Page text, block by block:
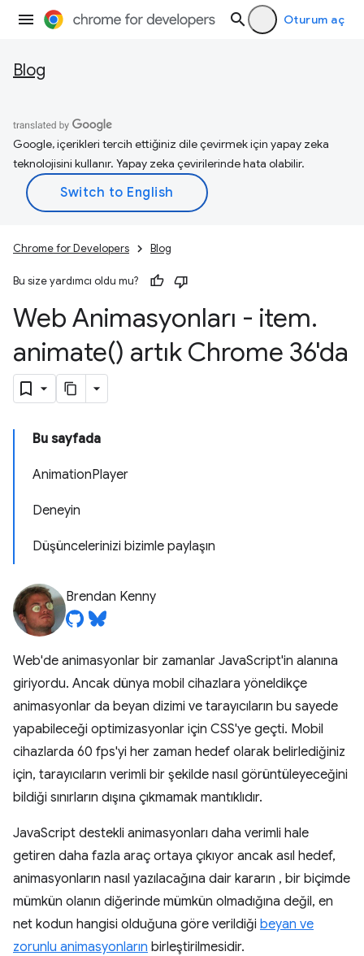
Oturum aç
Blog
Google, içerikleri tercih ettiğiniz dile çevirmek için yapay zeka
teknolojisini kullanır. Yapay zeka çevirilerinde hata olabilir.
Chrome for Developers Blog
Bu size yardımcı oldu mu?
Web Animasyonları - item.
animate() artık Chrome 36'da
Bu sayfada
AnimationPlayer
Deneyin
Düşüncelerinizi bizimle paylaşın
Brendan Kenny
Web'de animasyonlar bir zamanlar JavaScript'in alanına
giriyordu. Ancak dünya mobil cihazlara yöneldikçe
animasyonlar da beyan dizimi ve tarayıcıların bu sayede
yapabileceği optimizasyonlar için CSS'ye geçti. Mobil
cihazlarda 60 fps'yi her zaman hedef olarak belirlediğiniz
için, tarayıcıların verimli bir şekilde nasıl görüntüleyeceğini
bildiği sınırların dışına çıkmamak mantıklıdır.
JavaScript destekli animasyonları daha verimli hale
getiren daha fazla araç ortaya çıkıyor ancak asıl hedef,
animasyonların nasıl yazılacağına dair kararın , bir biçimde
mümkün olanın diğerinde mümkün olmadığına değil, en
net kodun hangisi olduğuna göre verildiği beyan ve
zorunlu animasyonların birleştirilmesidir.